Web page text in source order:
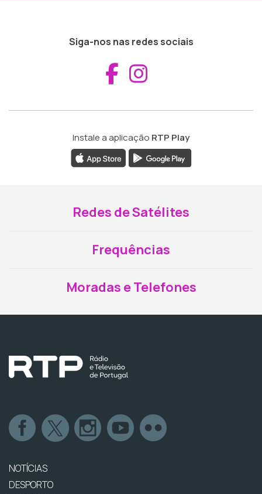
Siga-nos nas redes sociais
Aceder ao
Instale a aplicação RTP Play
Redes de Satélites
Frequências
Moradas e Telefones
NOTÍCIAS
DESPORTO